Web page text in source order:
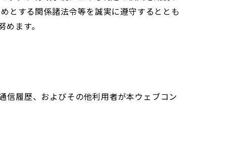
とする関係諸法令等を誠実に遵守するととも
ます。
信履歴、およびその他利用者が本ウェブコン